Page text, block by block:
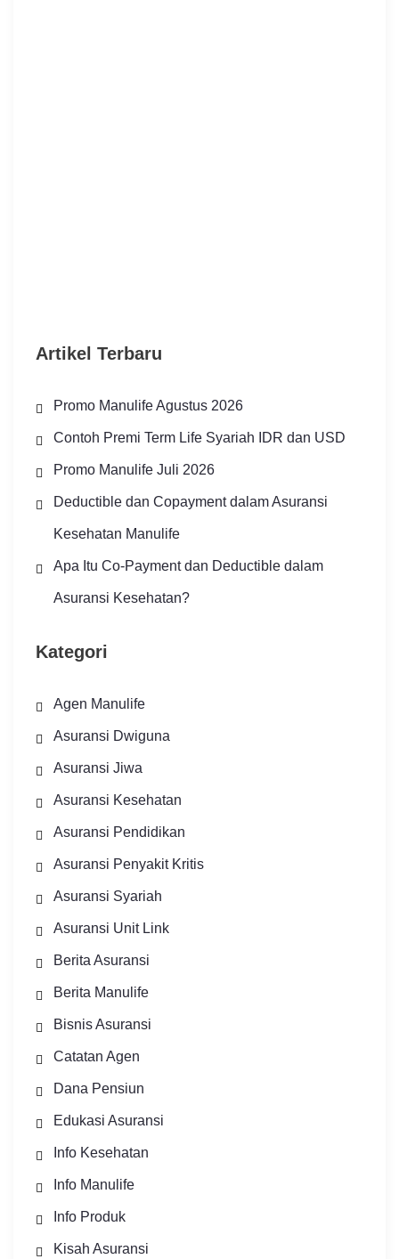
Artikel Terbaru
Promo Manulife Agustus 2026
Contoh Premi Term Life Syariah IDR dan USD
Promo Manulife Juli 2026
Deductible dan Copayment dalam Asuransi
Kesehatan Manulife
Apa Itu Co-Payment dan Deductible dalam
Asuransi Kesehatan?
Kategori
Agen Manulife
Asuransi Dwiguna
Asuransi Jiwa
Asuransi Kesehatan
Asuransi Pendidikan
Asuransi Penyakit Kritis
Asuransi Syariah
Asuransi Unit Link
Berita Asuransi
Berita Manulife
Bisnis Asuransi
Catatan Agen
Dana Pensiun
Edukasi Asuransi
Info Kesehatan
Info Manulife
Info Produk
Kisah Asuransi